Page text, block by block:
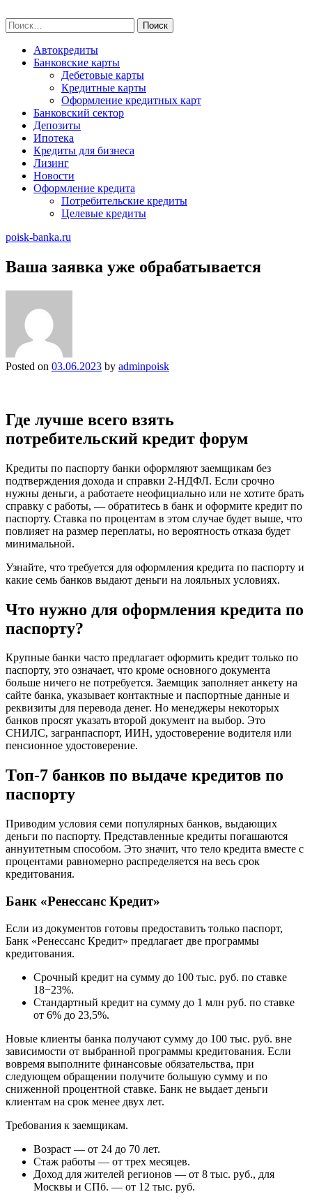
to
content
Найти:
Автокредиты
Банковские карты
Дебетовые карты
Кредитные карты
Оформление кредитных карт
Банковский сектор
Депозиты
Ипотека
Кредиты для бизнеса
Лизинг
Новости
Оформление кредита
Потребительские кредиты
Целевые кредиты
poisk-banka.ru
Ваша заявка уже обрабатывается
Posted on 03.06.2023 by adminpoisk
Где лучше всего взять
потребительский кредит форум
Кредиты по паспорту банки оформляют заемщикам без
подтверждения дохода и справки 2-НДФЛ. Если срочно
нужны деньги, а работаете неофициально или не хотите брать
справку с работы, — обратитесь в банк и оформите кредит по
паспорту. Ставка по процентам в этом случае будет выше, что
повлияет на размер переплаты, но вероятность отказа будет
минимальной.
Узнайте, что требуется для оформления кредита по паспорту и
какие семь банков выдают деньги на лояльных условиях.
Что нужно для оформления кредита по
паспорту?
Крупные банки часто предлагает оформить кредит только по
паспорту, это означает, что кроме основного документа
больше ничего не потребуется. Заемщик заполняет анкету на
сайте банка, указывает контактные и паспортные данные и
реквизиты для перевода денег. Но менеджеры некоторых
банков просят указать второй документ на выбор. Это
СНИЛС, загранпаспорт, ИИН, удостоверение водителя или
пенсионное удостоверение.
Топ-7 банков по выдаче кредитов по
паспорту
Приводим условия семи популярных банков, выдающих
деньги по паспорту. Представленные кредиты погашаются
аннуитетным способом. Это значит, что тело кредита вместе с
процентами равномерно распределяется на весь срок
кредитования.
Банк «Ренессанс Кредит»
Если из документов готовы предоставить только паспорт,
Банк «Ренессанс Кредит» предлагает две программы
кредитования.
Срочный кредит на сумму до 100 тыс. руб. по ставке
18−23%.
Стандартный кредит на сумму до 1 млн руб. по ставке
от 6% до 23,5%.
Новые клиенты банка получают сумму до 100 тыс. руб. вне
зависимости от выбранной программы кредитования. Если
вовремя выполните финансовые обязательства, при
следующем обращении получите большую сумму и по
сниженной процентной ставке. Банк не выдает деньги
клиентам на срок менее двух лет.
Требования к заемщикам.
Возраст — от 24 до 70 лет.
Стаж работы — от трех месяцев.
Доход для жителей регионов — от 8 тыс. руб., для
Москвы и СПб. — от 12 тыс. руб.